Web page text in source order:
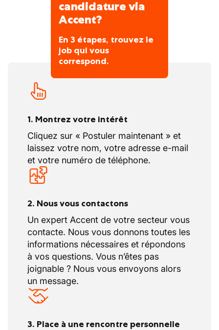
candidature via
Accent?
En 3 étapes, trouvez le
job qui vous
correspond.
1. Montrez votre intérêt
Cliquez sur « Postuler maintenant » et
laissez votre nom, votre adresse e-mail
et votre numéro de téléphone.
2. Nous vous contactons
Un expert Accent de votre secteur vous
contacte. Nous vous donnons toutes les
informations nécessaires et répondons
à vos questions. Vous n’êtes pas
joignable ? Nous vous envoyons alors
un message.
3. Place à une rencontre personnelle